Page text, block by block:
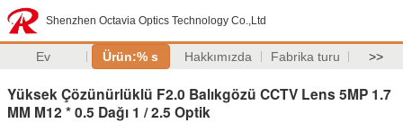
Shenzhen Octavia Optics Technology Co.,Ltd
Ev Ürün:% s Hakkımızda Fabrika turu >>
Yüksek Çözünürlüklü F2.0 Balıkgözü CCTV Lens 5MP 1.7
MM M12 * 0.5 Dağı 1 / 2.5 Optik